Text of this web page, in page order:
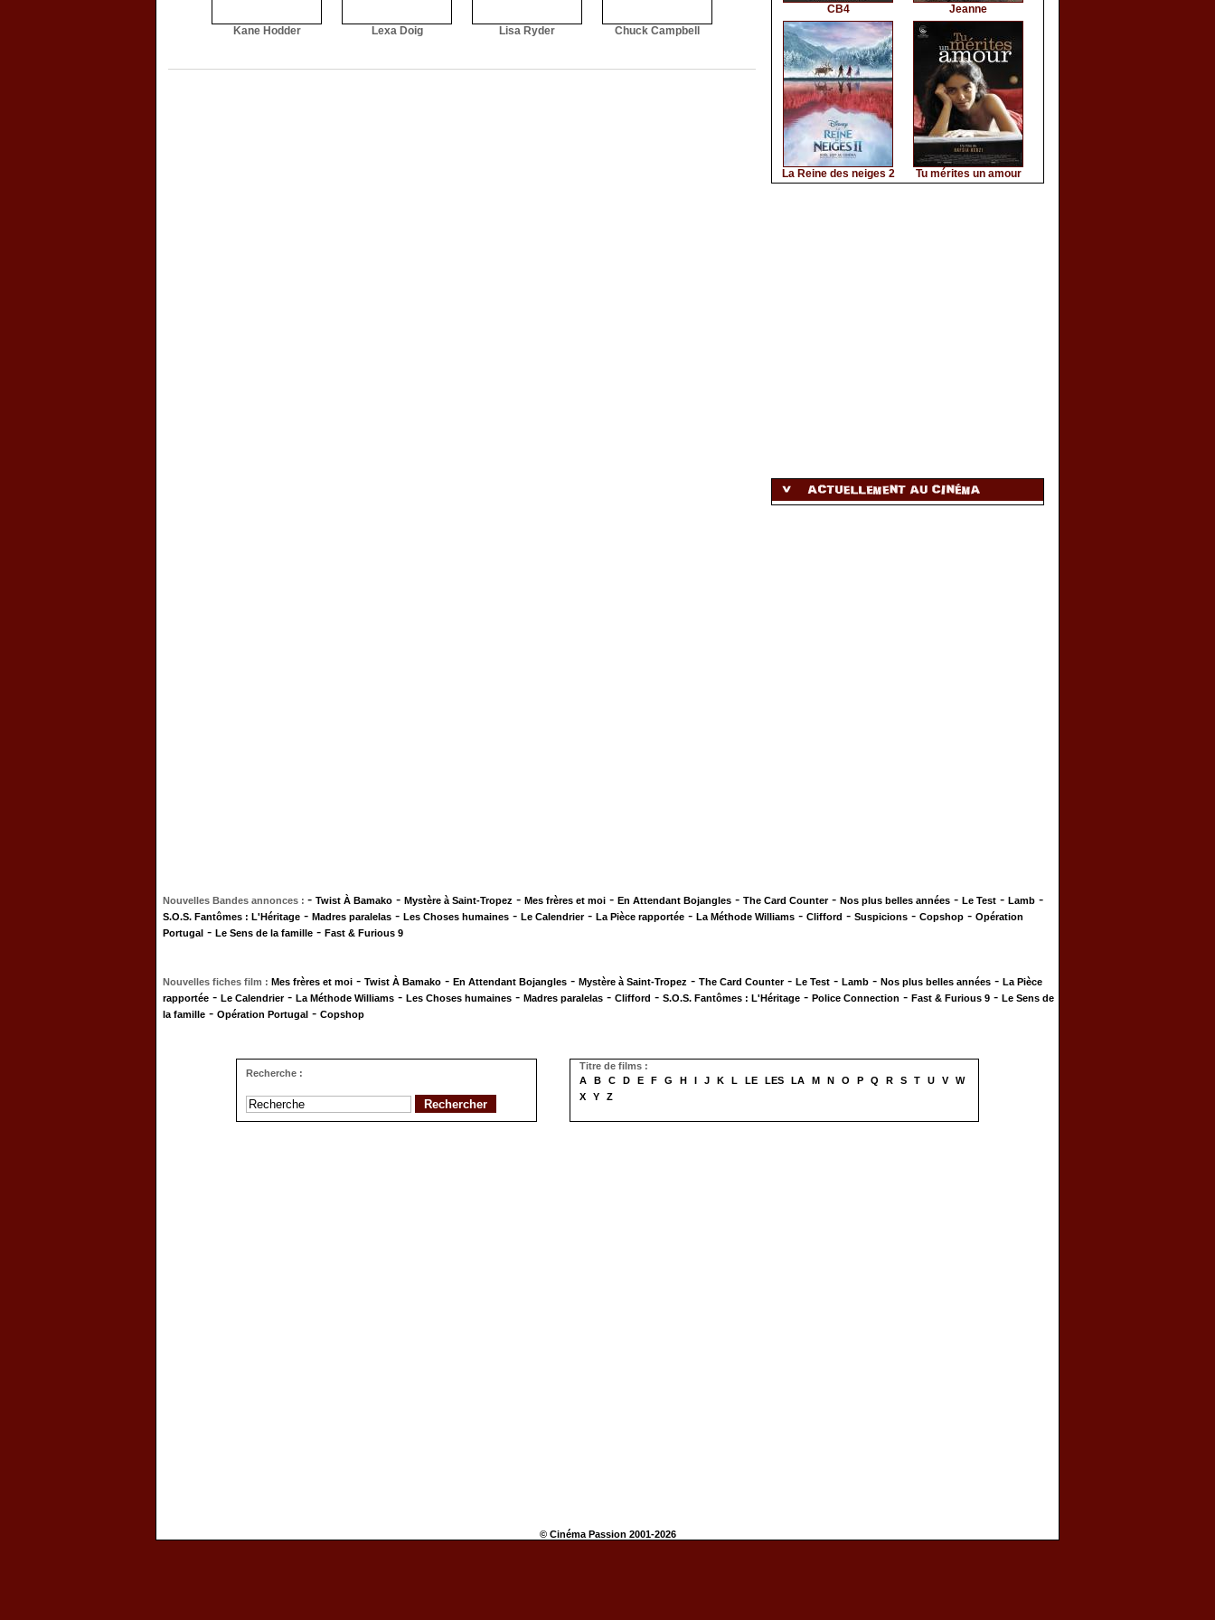
Kane Hodder Lexa Doig Lisa Ryder Chuck Campbell
CB4 Jeanne
La Reine des neiges 2 Tu mérites un amour
Nouvelles Bandes annonces : - Twist À Bamako - Mystère à Saint-Tropez - Mes frères et moi - En Attendant Bojangles - The Card Counter- Nos plus belles années - Le Test - Lamb -
S.O.S. Fantômes : L'Héritage - Madres paralelas - Les Choses humaines - Le Calendrier- La Pièce rapportée - La Méthode Williams - Clifford - Suspicions - Copshop - Opération
Portugal - Le Sens de la famille - Fast & Furious 9
Nouvelles fiches film : Mes frères et moi - Twist À Bamako - En Attendant Bojangles - Mystère à Saint-Tropez - The Card Counter- Le Test - Lamb - Nos plus belles années - La Pièce
rapportée - Le Calendrier- La Méthode Williams - Les Choses humaines - Madres paralelas - Clifford - S.O.S. Fantômes : L'Héritage - Police Connection - Fast & Furious 9 - Le Sens de
la famille - Opération Portugal - Copshop
Recherche :
Titre de films :
A
B C D E F G H I J K L LE LES LA M N O P Q R S T U V
W
X
Y Z
© Cinéma Passion 2001-2026